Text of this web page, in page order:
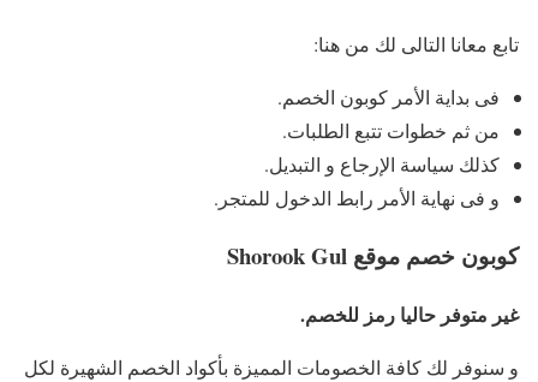
تابع معانا التالى لك من هنا:
فى بداية الأمر كوبون الخصم.
من ثم خطوات تتبع الطلبات.
كذلك سياسة الإرجاع و التبديل.
و فى نهاية الأمر رابط الدخول للمتجر.
كوبون خصم موقع Shorook Gul
غير متوفر حاليا رمز للخصم.
و سنوفر لك كافة الخصومات المميزة بأكواد الخصم الشهيرة لكل